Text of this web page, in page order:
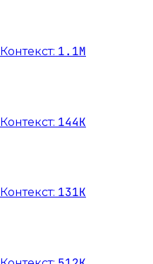
Контекст: 1.1M
Контекст: 144K
Контекст: 131K